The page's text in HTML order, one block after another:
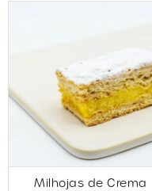
Milhojas de Crema